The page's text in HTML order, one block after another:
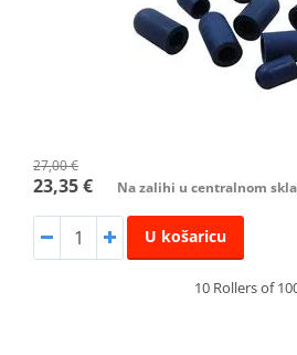
27,00 €
23,35 € Na zalihi u centralnom
U košaricu
10 Rollers of